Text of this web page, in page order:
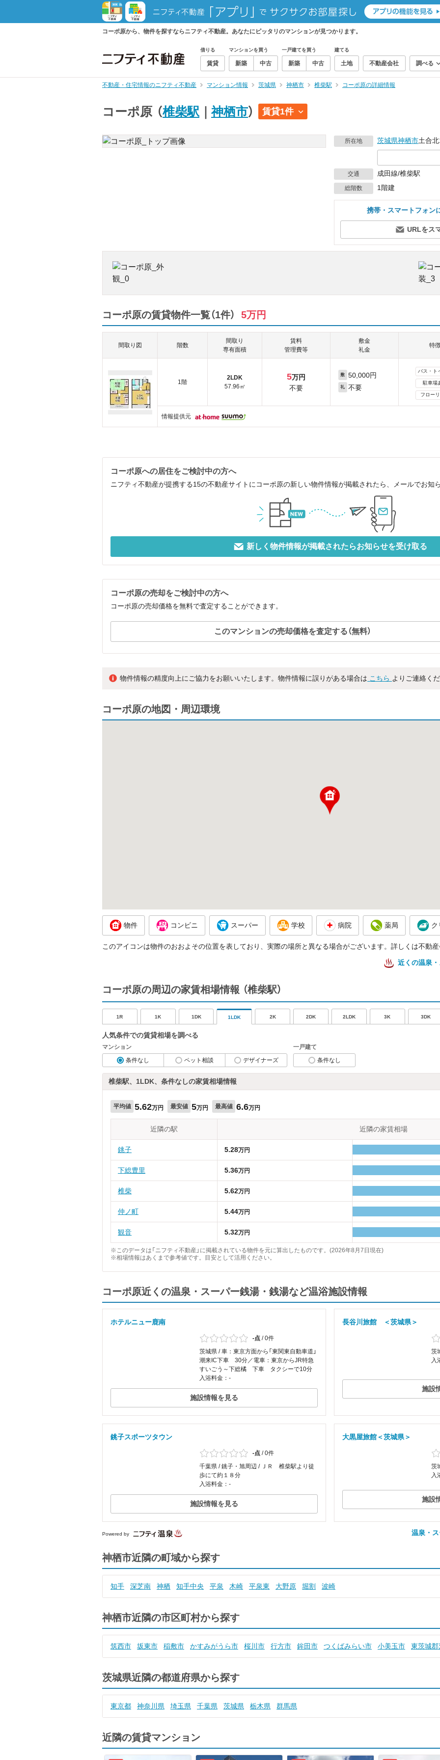
コーポ原から、物件を探すならニフティ不動産。あなたにピッタリのマンションが見つかります。
借りる
賃貸
マンションを買う
新築 中古
一戸建てを買う
新築 中古
建てる
土地 不動産会社 調べる
不動産・住宅情報のニフティ不動産 マンション情報 茨城県 神栖市 椎柴駅 コーポ原の詳細情報
コーポ原 （椎柴駅 ｜神栖市） 賃貸1件
所在地 茨城県神栖市土合
交通 成田線/椎柴駅
総階数 1階建
携帯・スマートフォン
URLをス
コーポ原の賃貸物件一覧（1件） 5万円
間取り図 階数
間取り
専有面積
賃料
管理費等
敷金
礼金
特
1階
2LDK
57.96㎡
5万円
不要
敷 50,000円
礼 不要
バス・ト
駐車場
フロー
情報提供元
コーポ原への居住をご検討中の方へ
ニフティ不動産が提携する15の不動産サイトにコーポ原の新しい物件情報が掲載されたら、メールでお知
新しく物件情報が掲載されたらお知らせを受け取る
コーポ原の売却をご検討中の方へ
コーポ原の売却価格を無料で査定することができます。
このマンションの売却価格を査定する（無料）
物件情報の精度向上にご協力をお願いいたします。物件情報に誤りがある場合は こちら よりご連絡く
コーポ原の地図・周辺環境
物件 コンビニ スーパー 学校 病院 薬局 ク
このアイコンは物件のおおよその位置を表しており、実際の場所と異なる場合がございます。詳しくは不動
近くの温泉
コーポ原の周辺の家賃相場情報 （椎柴駅）
1R 1K 1DK 1LDK 2K 2DK 2LDK 3K 3DK
人気条件での賃貸相場を調べる
マンション
条件なし
ペット相談 デザイナーズ
一戸建て
条件なし
椎柴駅、1LDK、条件なしの家賃相場情報
平均値 5.62万円 最安値 5万円 最高値 6.6万円
近隣の駅 近隣の家賃相場
銚子 5.28万円
下総豊里 5.36万円
椎柴 5.62万円
仲ノ町 5.44万円
観音 5.32万円
※このデータは「ニフティ不動産」に掲載されている物件を元に算出したものです。(2026年8月7日現在)
※相場情報はあくまで参考値です。目安として活用ください。
コーポ原近くの温泉・スーパー銭湯・銭湯など温浴施設情報
ホテルニュー鹿南
-点 /0件
茨城県 / 車：東京方面から「東関東自動車道」
潮来IC下車 30分／電車：東京からJR特急
すいごう～下総橘 下車 タクシーで10分
入浴料金：-
施設情報を見る
長谷川旅館 ＜茨城県＞
茨
入
施設
銚子スポーツタウン
-点 /0件
千葉県 / 銚子・旭周辺 / ＪＲ 椎柴駅より徒
歩にて約１８分
入浴料金：-
施設情報を見る
大黒屋旅館＜茨城県＞
茨
入
施設
Powered by 温泉・
神栖市近隣の町域から探す
知手 深芝南 神栖 知手中央 平泉 木崎 平泉東 大野原 堀割 波崎
神栖市近隣の市区町村から探す
筑西市 坂東市 稲敷市 かすみがうら市 桜川市 行方市 鉾田市 つくばみらい市 小美玉市 東茨城
茨城県近隣の都道府県から探す
東京都 神奈川県 埼玉県 千葉県 茨城県 栃木県 群馬県
近隣の賃貸マンション